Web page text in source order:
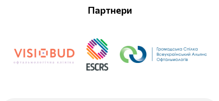
Партнери